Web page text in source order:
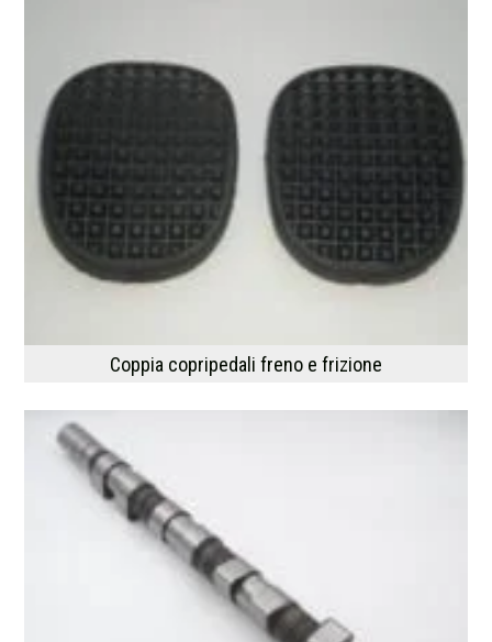
Coppia copripedali freno e frizione